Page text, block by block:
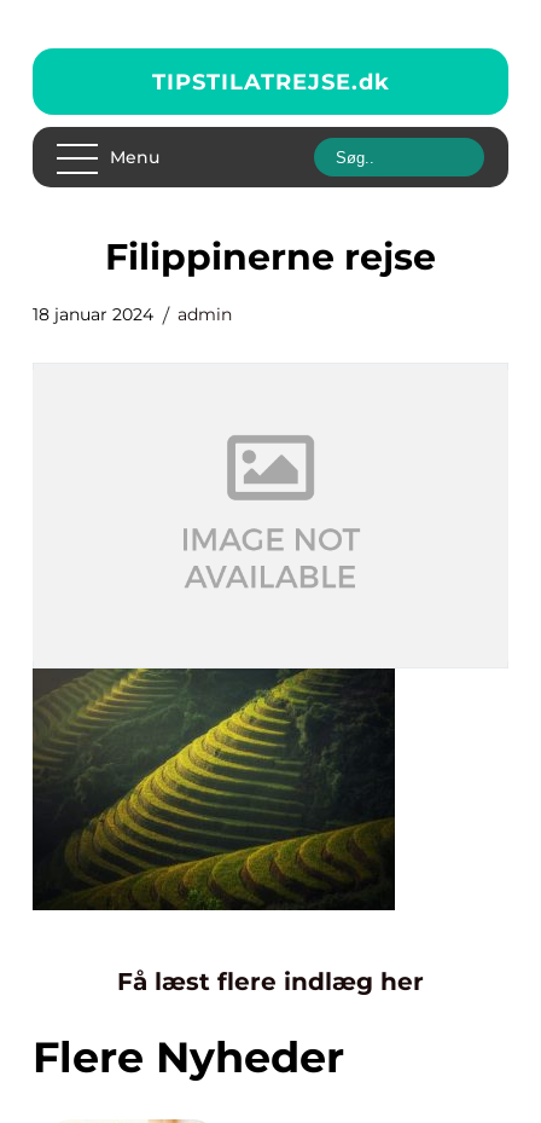
TIPSTILATREJSE.dk
Menu
filippinerne rejse
18 januar 2024 admin
Få læst flere indlæg her
Flere Nyheder